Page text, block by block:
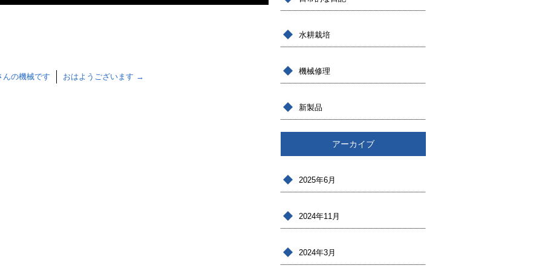
んの機械です おはようございます →
水耕栽培
機械修理
新製品
アーカイブ
2025年6月
2024年11月
2024年3月